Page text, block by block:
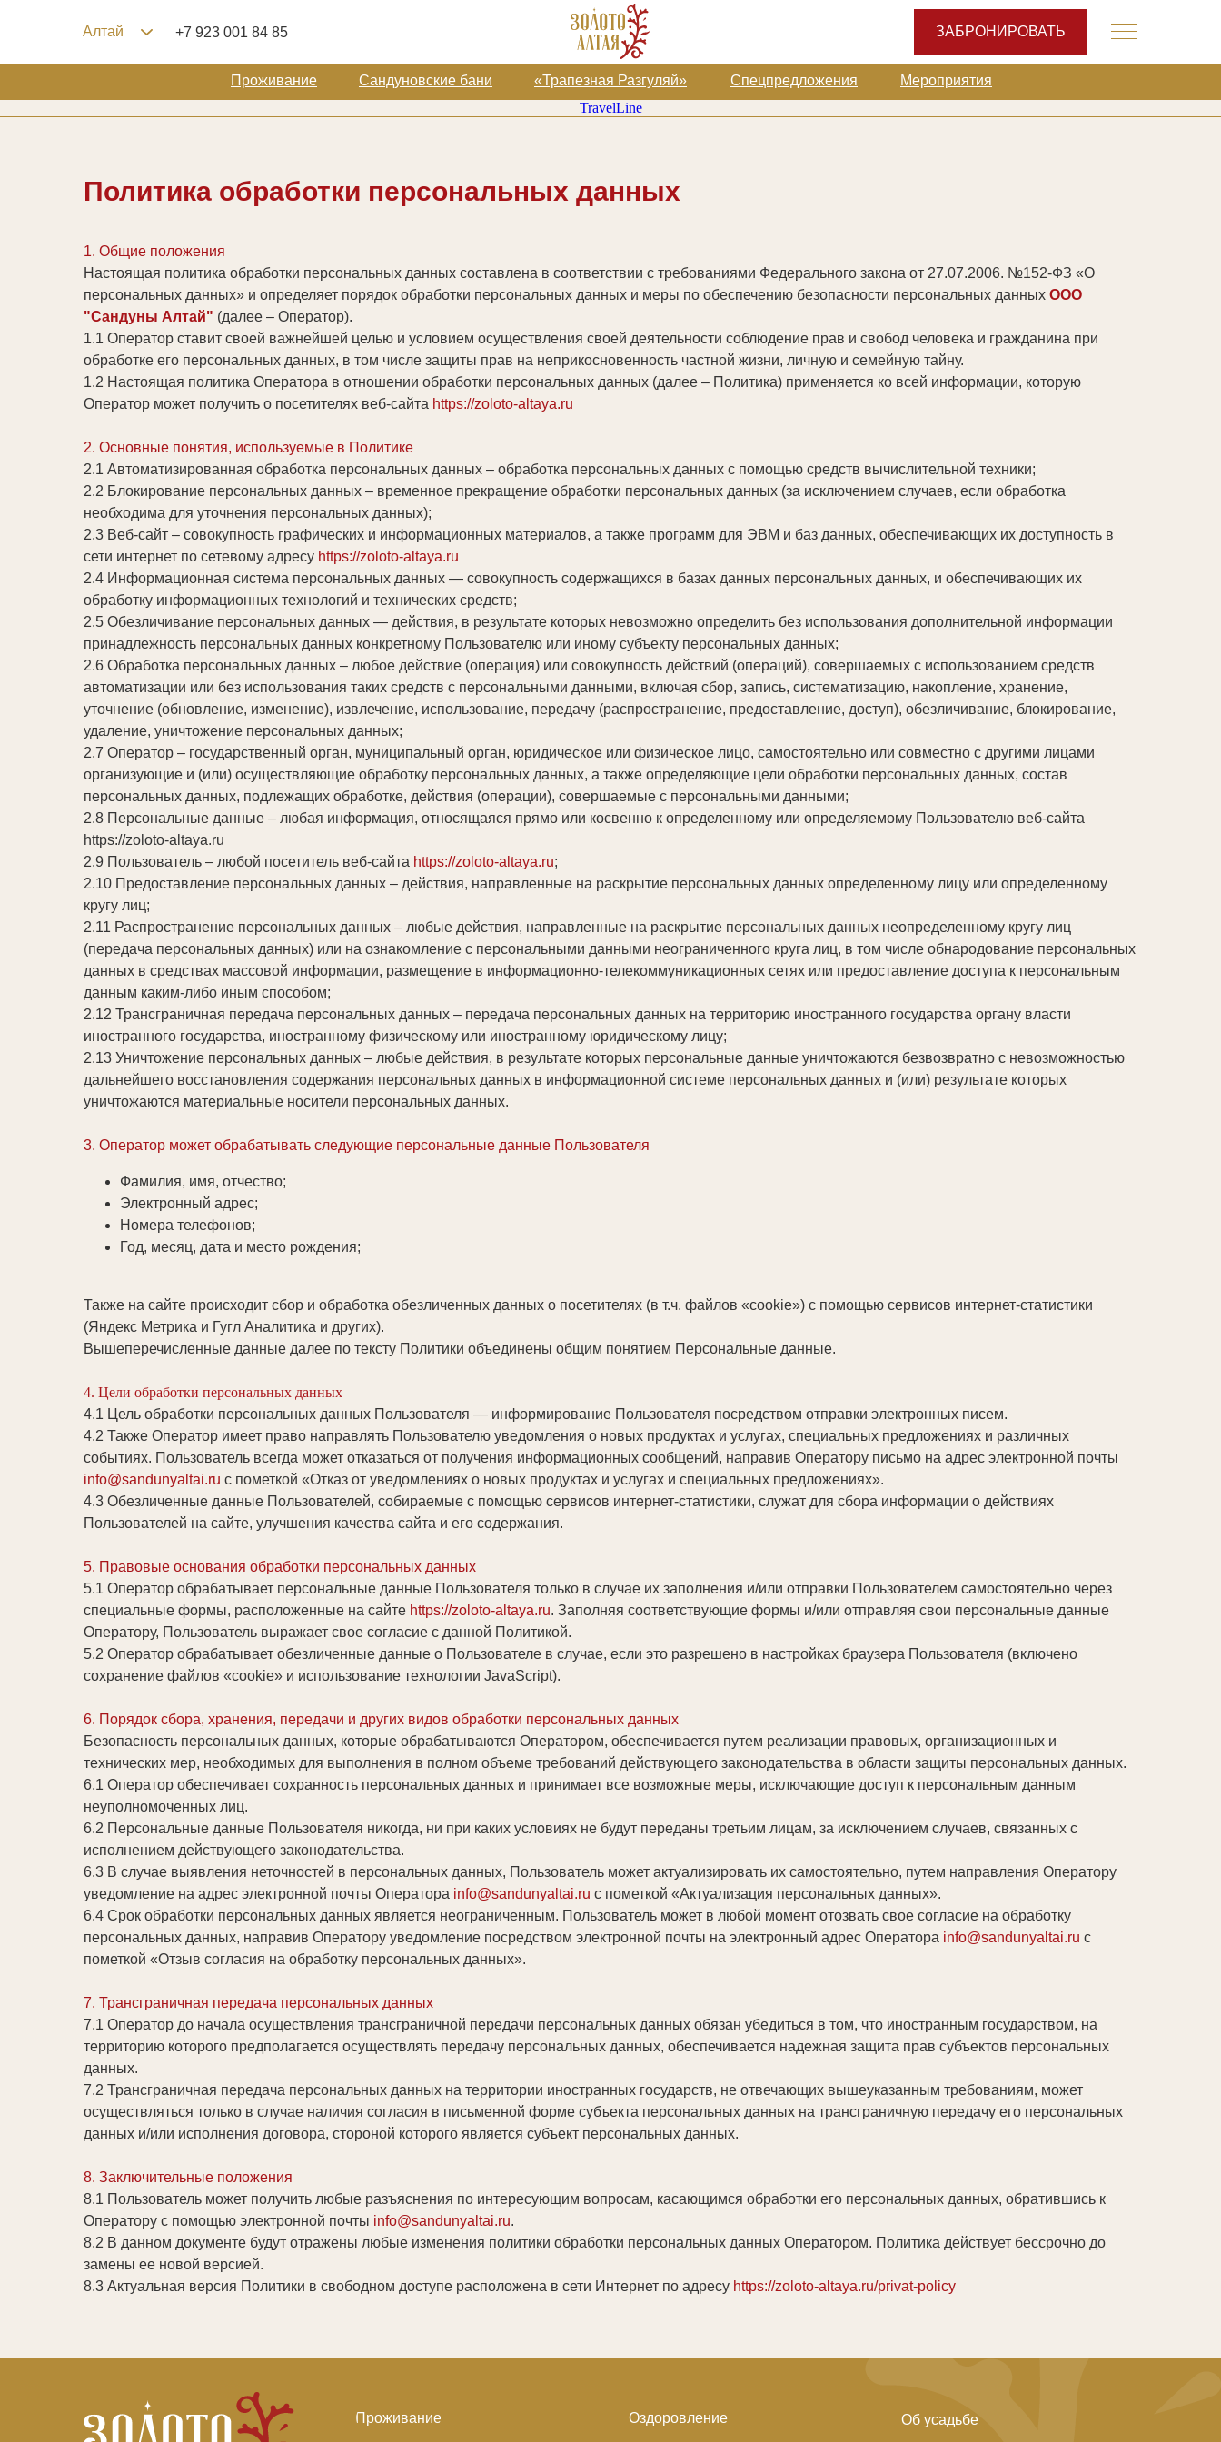
LET'S GO!
Алтай +7 923 001 84 85
Проживание Сандуновские бани «Трапезная Разгуляй» Спецпредложения Мероприятия
ЗАБРОНИРОВАТЬ
LET'S GO!
Алтай +7 923 001 84 85
Проживание Сандуновские бани «Трапезная Разгуляй» Спецпредложения Мероприятия
ЗАБРОНИРОВАТЬ
TravelLine
Политика обработки персональных данных
1. Общие положения
Настоящая политика обработки персональных данных составлена в соответствии с требованиями Федерального закона от 27.07.2006. №152-ФЗ «О
персональных данных» и определяет порядок обработки персональных данных и меры по обеспечению безопасности персональных данных ООО
"Сандуны Алтай" (далее – Оператор).
1.1 Оператор ставит своей важнейшей целью и условием осуществления своей деятельности соблюдение прав и свобод человека и гражданина при
обработке его персональных данных, в том числе защиты прав на неприкосновенность частной жизни, личную и семейную тайну.
1.2 Настоящая политика Оператора в отношении обработки персональных данных (далее – Политика) применяется ко всей информации, которую
Оператор может получить о посетителях веб-сайта https://zoloto-altaya.ru
2. Основные понятия, используемые в Политике
2.1 Автоматизированная обработка персональных данных – обработка персональных данных с помощью средств вычислительной техники;
2.2 Блокирование персональных данных – временное прекращение обработки персональных данных (за исключением случаев, если обработка
необходима для уточнения персональных данных);
2.3 Веб-сайт – совокупность графических и информационных материалов, а также программ для ЭВМ и баз данных, обеспечивающих их доступность в
сети интернет по сетевому адресу https://zoloto-altaya.ru
2.4 Информационная система персональных данных — совокупность содержащихся в базах данных персональных данных, и обеспечивающих их
обработку информационных технологий и технических средств;
2.5 Обезличивание персональных данных — действия, в результате которых невозможно определить без использования дополнительной информации
принадлежность персональных данных конкретному Пользователю или иному субъекту персональных данных;
2.6 Обработка персональных данных – любое действие (операция) или совокупность действий (операций), совершаемых с использованием средств
автоматизации или без использования таких средств с персональными данными, включая сбор, запись, систематизацию, накопление, хранение,
уточнение (обновление, изменение), извлечение, использование, передачу (распространение, предоставление, доступ), обезличивание, блокирование,
удаление, уничтожение персональных данных;
2.7 Оператор – государственный орган, муниципальный орган, юридическое или физическое лицо, самостоятельно или совместно с другими лицами
организующие и (или) осуществляющие обработку персональных данных, а также определяющие цели обработки персональных данных, состав
персональных данных, подлежащих обработке, действия (операции), совершаемые с персональными данными;
2.8 Персональные данные – любая информация, относящаяся прямо или косвенно к определенному или определяемому Пользователю веб-сайта
https://zoloto-altaya.ru
2.9 Пользователь – любой посетитель веб-сайта https://zoloto-altaya.ru;
2.10 Предоставление персональных данных – действия, направленные на раскрытие персональных данных определенному лицу или определенному
кругу лиц;
2.11 Распространение персональных данных – любые действия, направленные на раскрытие персональных данных неопределенному кругу лиц
(передача персональных данных) или на ознакомление с персональными данными неограниченного круга лиц, в том числе обнародование персональных
данных в средствах массовой информации, размещение в информационно-телекоммуникационных сетях или предоставление доступа к персональным
данным каким-либо иным способом;
2.12 Трансграничная передача персональных данных – передача персональных данных на территорию иностранного государства органу власти
иностранного государства, иностранному физическому или иностранному юридическому лицу;
2.13 Уничтожение персональных данных – любые действия, в результате которых персональные данные уничтожаются безвозвратно с невозможностью
дальнейшего восстановления содержания персональных данных в информационной системе персональных данных и (или) результате которых
уничтожаются материальные носители персональных данных.
3. Оператор может обрабатывать следующие персональные данные Пользователя
Фамилия, имя, отчество;
Электронный адрес;
Номера телефонов;
Год, месяц, дата и место рождения;
Также на сайте происходит сбор и обработка обезличенных данных о посетителях (в т.ч. файлов «cookie») с помощью сервисов интернет-статистики
(Яндекс Метрика и Гугл Аналитика и других).
Вышеперечисленные данные далее по тексту Политики объединены общим понятием Персональные данные.
4. Цели обработки персональных данных
4.1 Цель обработки персональных данных Пользователя — информирование Пользователя посредством отправки электронных писем.
4.2 Также Оператор имеет право направлять Пользователю уведомления о новых продуктах и услугах, специальных предложениях и различных
событиях. Пользователь всегда может отказаться от получения информационных сообщений, направив Оператору письмо на адрес электронной почты
info@sandunyaltai.ru с пометкой «Отказ от уведомлениях о новых продуктах и услугах и специальных предложениях».
4.3 Обезличенные данные Пользователей, собираемые с помощью сервисов интернет-статистики, служат для сбора информации о действиях
Пользователей на сайте, улучшения качества сайта и его содержания.
5. Правовые основания обработки персональных данных
5.1 Оператор обрабатывает персональные данные Пользователя только в случае их заполнения и/или отправки Пользователем самостоятельно через
специальные формы, расположенные на сайте https://zoloto-altaya.ru. Заполняя соответствующие формы и/или отправляя свои персональные данные
Оператору, Пользователь выражает свое согласие с данной Политикой.
5.2 Оператор обрабатывает обезличенные данные о Пользователе в случае, если это разрешено в настройках браузера Пользователя (включено
сохранение файлов «cookie» и использование технологии JavaScript).
6. Порядок сбора, хранения, передачи и других видов обработки персональных данных
Безопасность персональных данных, которые обрабатываются Оператором, обеспечивается путем реализации правовых, организационных и
технических мер, необходимых для выполнения в полном объеме требований действующего законодательства в области защиты персональных данных.
6.1 Оператор обеспечивает сохранность персональных данных и принимает все возможные меры, исключающие доступ к персональным данным
неуполномоченных лиц.
6.2 Персональные данные Пользователя никогда, ни при каких условиях не будут переданы третьим лицам, за исключением случаев, связанных с
исполнением действующего законодательства.
6.3 В случае выявления неточностей в персональных данных, Пользователь может актуализировать их самостоятельно, путем направления Оператору
уведомление на адрес электронной почты Оператора info@sandunyaltai.ru с пометкой «Актуализация персональных данных».
6.4 Срок обработки персональных данных является неограниченным. Пользователь может в любой момент отозвать свое согласие на обработку
персональных данных, направив Оператору уведомление посредством электронной почты на электронный адрес Оператора info@sandunyaltai.ru с
пометкой «Отзыв согласия на обработку персональных данных».
7. Трансграничная передача персональных данных
7.1 Оператор до начала осуществления трансграничной передачи персональных данных обязан убедиться в том, что иностранным государством, на
территорию которого предполагается осуществлять передачу персональных данных, обеспечивается надежная защита прав субъектов персональных
данных.
7.2 Трансграничная передача персональных данных на территории иностранных государств, не отвечающих вышеуказанным требованиям, может
осуществляться только в случае наличия согласия в письменной форме субъекта персональных данных на трансграничную передачу его персональных
данных и/или исполнения договора, стороной которого является субъект персональных данных.
8. Заключительные положения
8.1 Пользователь может получить любые разъяснения по интересующим вопросам, касающимся обработки его персональных данных, обратившись к
Оператору с помощью электронной почты info@sandunyaltai.ru.
8.2 В данном документе будут отражены любые изменения политики обработки персональных данных Оператором. Политика действует бессрочно до
замены ее новой версией.
8.3 Актуальная версия Политики в свободном доступе расположена в сети Интернет по адресу https://zoloto-altaya.ru/privat-policy
Об усадьбе
Оздоровление
Проживание